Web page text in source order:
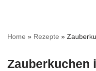
Home » Rezepte »
Zauberkuchen